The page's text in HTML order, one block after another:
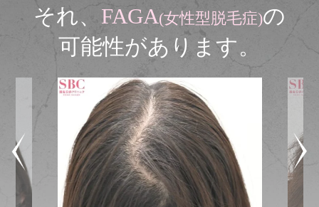
それ、 FAGA(女性型脱毛症)の
可能性があります。